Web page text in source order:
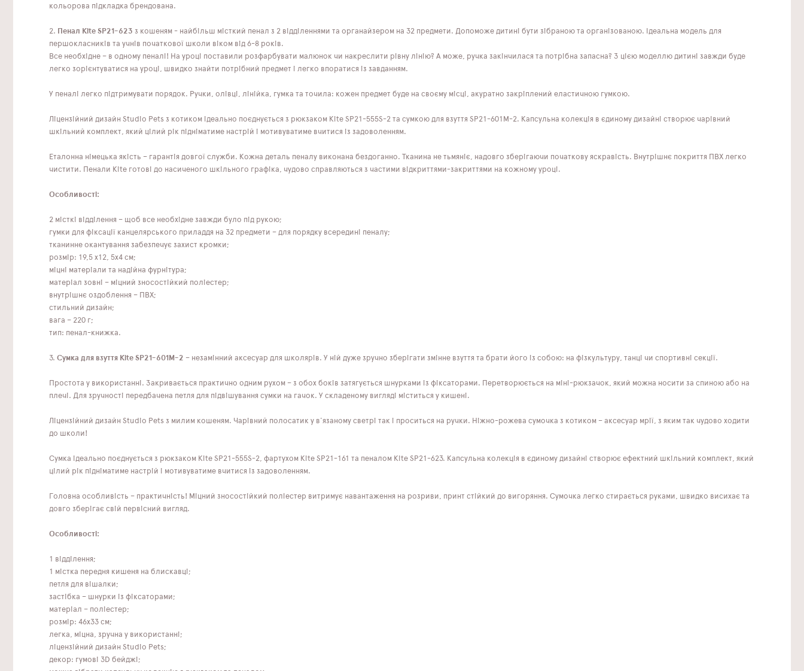
кольорова підкладка брендована.
2. Пенал Kite SP21-623 з кошеням - найбільш місткий пенал з 2 відділеннями та органайзером на 32 предмети. Допоможе дитині бути зібраною та організованою. Ідеальна модель для
першокласників та учнів початкової школи віком від 6-8 років.
Все необхідне – в одному пеналі! На уроці поставили розфарбувати малюнок чи накреслити рівну лінію? А може, ручка закінчилася та потрібна запасна? З цією моделлю дитині завжди буде
легко зорієнтуватися на уроці, швидко знайти потрібний предмет і легко впоратися із завданням.
У пеналі легко підтримувати порядок. Ручки, олівці, лінійка, гумка та точила: кожен предмет буде на своєму місці, акуратно закріплений еластичною гумкою.
Ліцензійний дизайн Studio Pets з котиком ідеально поєднується з рюкзаком Kite SP21-555S-2 та сумкою для взуття SP21-601M-2. Капсульна колекція в єдиному дизайні створює чарівний
шкільний комплект, який цілий рік підніматиме настрій і мотивуватиме вчитися із задоволенням.
Еталонна німецька якість – гарантія довгої служби. Кожна деталь пеналу виконана бездоганно. Тканина не тьмяніє, надовго зберігаючи початкову яскравість. Внутрішнє покриття ПВХ легко
чистити. Пенали Kite готові до насиченого шкільного графіка, чудово справляються з частими відкриттями-закриттями на кожному уроці.
Особливості:
2 місткі відділення – щоб все необхідне завжди було під рукою;
гумки для фіксації канцелярського приладдя на 32 предмети – для порядку всередині пеналу;
тканинне окантування забезпечує захист кромки;
розмір: 19,5 x12, 5x4 см;
міцні матеріали та надійна фурнітура;
матеріал зовні – міцний зносостійкий поліестер;
внутрішнє оздоблення – ПВХ;
стильний дизайн;
вага – 220 г;
тип: пенал-книжка.
3. Сумка для взуття Kite SP21-601M-2 – незамінний аксесуар для школярів. У ній дуже зручно зберігати змінне взуття та брати його із собою: на фізкультуру, танці чи спортивні секції.
Простота у використанні. Закривається практично одним рухом – з обох боків затягується шнурками із фіксаторами. Перетворюється на міні-рюкзачок, який можна носити за спиною або на
плечі. Для зручності передбачена петля для підвішування сумки на гачок. У складеному вигляді міститься у кишені.
Ліцензійний дизайн Studio Pets з милим кошеням. Чарівний полосатик у в'язаному светрі так і проситься на ручки. Ніжно-рожева сумочка з котиком – аксесуар мрії, з яким так чудово ходити
до школи!
Сумка ідеально поєднується з рюкзаком Kite SP21-555S-2, фартухом Kite SP21-161 та пеналом Kite SP21-623. Капсульна колекція в єдиному дизайні створює ефектний шкільний комплект, який
цілий рік підніматиме настрій і мотивуватиме вчитися із задоволенням.
Головна особливість – практичність! Міцний зносостійкий поліестер витримує навантаження на розриви, принт стійкий до вигоряння. Сумочка легко стирається руками, швидко висихає та
довго зберігає свій первісний вигляд.
Особливості:
1 відділення;
1 містка передня кишеня на блискавці;
петля для вішалки;
застібка – шнурки із фіксаторами;
матеріал – поліестер;
розмір: 46x33 см;
легка, міцна, зручна у використанні;
ліцензійний дизайн Studio Pets;
декор: гумові 3D бейджі;